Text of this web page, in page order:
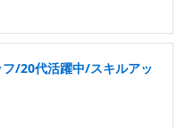
/20代活躍中/スキルアッ